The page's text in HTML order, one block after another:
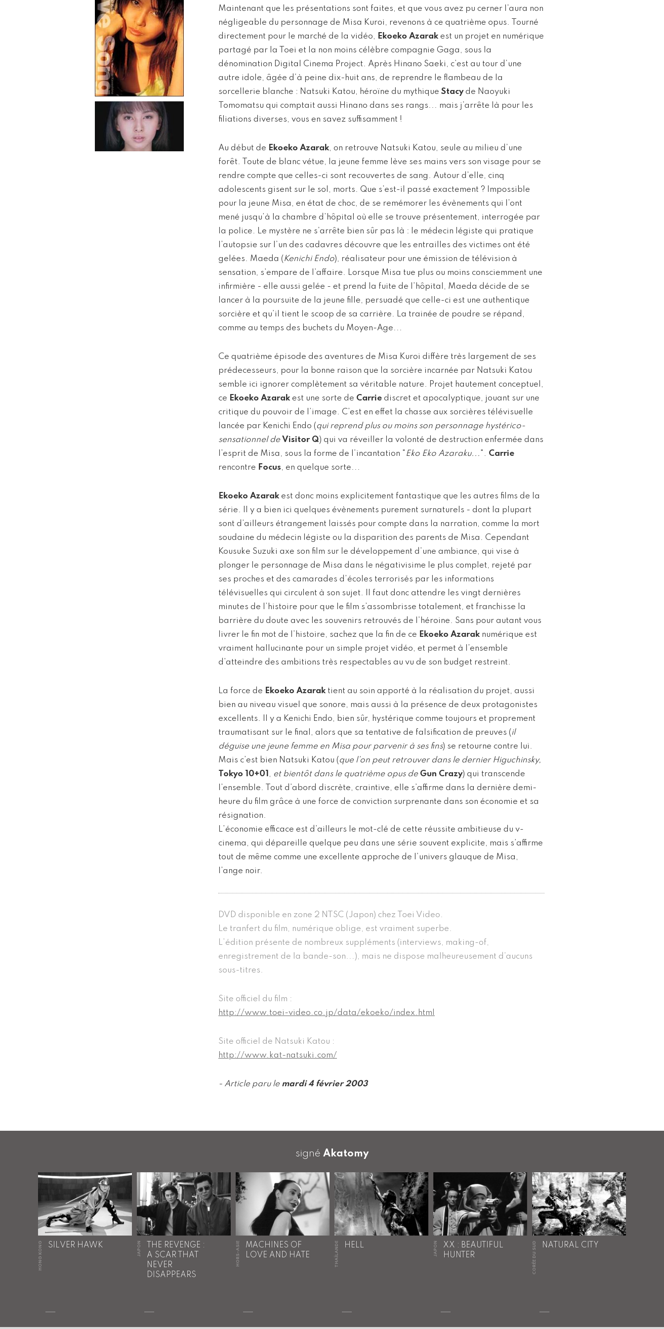
Maintenant que les présentations sont faites, et que vous avez pu cerner l’aura non
négligeable du personnage de Misa Kuroi, revenons à ce quatrième opus. Tourné
directement pour le marché de la vidéo, Ekoeko Azarak est un projet en numérique
partagé par la Toei et la non moins célèbre compagnie Gaga, sous la
dénomination Digital Cinema Project. Après Hinano Saeki, c’est au tour d’une
autre idole, âgée d’à peine dix-huit ans, de reprendre le flambeau de la
sorcellerie blanche : Natsuki Katou, héroïne du mythique Stacyde Naoyuki
Tomomatsu qui comptait aussi Hinano dans ses rangs... mais j’arrête là pour les
filiations diverses, vous en savez suffisamment !
Au début de Ekoeko Azarak, on retrouve Natsuki Katou, seule au milieu d’une
forêt. Toute de blanc vétue, la jeune femme lève ses mains vers son visage pour se
rendre compte que celles-ci sont recouvertes de sang. Autour d’elle, cinq
adolescents gisent sur le sol, morts. Que s’est-il passé exactement ? Impossible
pour la jeune Misa, en état de choc, de se remémorer les évènements qui l’ont
mené jusqu’à la chambre d’hôpital où elle se trouve présentement, interrogée par
la police. Le mystère ne s’arrête bien sûr pas là : le médecin légiste qui pratique
l’autopsie sur l’un des cadavres découvre que les entrailles des victimes ont été
gelées. Maeda (Kenichi Endo), réalisateur pour une émission de télévision à
sensation, s’empare de l’affaire. Lorsque Misa tue plus ou moins consciemment une
infirmière - elle aussi gelée - et prend la fuite de l’hôpital, Maeda décide de se
lancer à la poursuite de la jeune fille, persuadé que celle-ci est une authentique
sorcière et qu’il tient le scoop de sa carrière. La trainée de poudre se répand,
comme au temps des buchets du Moyen-Age...
Ce quatrième épisode des aventures de Misa Kuroi diffère très largement de ses
prédecesseurs, pour la bonne raison que la sorcière incarnée par Natsuki Katou
semble ici ignorer complètement sa véritable nature. Projet hautement conceptuel,
ce Ekoeko Azarak est une sorte de Carrie discret et apocalyptique, jouant sur une
critique du pouvoir de l’image. C’est en effet la chasse aux sorcières télévisuelle
lancée par Kenichi Endo (qui reprend plus ou moins son personnage hystérico-
sensationnel de Visitor Q) qui va réveiller la volonté de destruction enfermée dans
l’esprit de Misa, sous la forme de l’incantation " Eko Eko Azaraku...". Carrie
rencontre Focus, en quelque sorte...
Ekoeko Azarak est donc moins explicitement fantastique que les autres films de la
série. Il y a bien ici quelques évènements purement surnaturels - dont la plupart
sont d’ailleurs étrangement laissés pour compte dans la narration, comme la mort
soudaine du médecin légiste ou la disparition des parents de Misa. Cependant
Kousuke Suzuki axe son film sur le développement d’une ambiance, qui vise à
plonger le personnage de Misa dans le négativisime le plus complet, rejeté par
ses proches et des camarades d’écoles terrorisés par les informations
télévisuelles qui circulent à son sujet. Il faut donc attendre les vingt dernières
minutes de l’histoire pour que le film s’assombrisse totalement, et franchisse la
barrière du doute avec les souvenirs retrouvés de l’héroine. Sans pour autant vous
livrer le fin mot de l’histoire, sachez que la fin de ce Ekoeko Azarak numérique est
vraiment hallucinante pour un simple projet vidéo, et permet à l’ensemble
d’atteindre des ambitions très respectables au vu de son budget restreint.
La force de Ekoeko Azarak tient au soin apporté à la réalisation du projet, aussi
bien au niveau visuel que sonore, mais aussi à la présence de deux protagonistes
excellents. Il y a Kenichi Endo, bien sûr, hystérique comme toujours et proprement
traumatisant sur le final, alors que sa tentative de falsification de preuves (il
déguise une jeune femme en Misa pour parvenir à ses fins) se retourne contre lui.
Mais c’est bien Natsuki Katou (que l’on peut retrouver dans le dernier Higuchinsky,
Tokyo 10+01 , et bientôt dans le quatrième opus de Gun Crazy) qui transcende
l’ensemble. Tout d’abord discrète, craintive, elle s’affirme dans la dernière demi-
heure du film grâce à une force de conviction surprenante dans son économie et sa
résignation.
L’économie efficace est d’ailleurs le mot-clé de cette réussite ambitieuse du v-
cinema, qui dépareille quelque peu dans une série souvent explicite, mais s’affirme
tout de même comme une excellente approche de l’univers glauque de Misa,
l’ange noir.
DVD disponible en zone 2 NTSC (Japon) chez Toei Video.
Le tranfert du film, numérique oblige, est vraiment superbe.
L’édition présente de nombreux suppléments (interviews, making-of,
enregistrement de la bande-son...), mais ne dispose malheureusement d’aucuns
sous-titres.
Site officiel du film :
http://www.toei-video.co.jp/data/ekoeko/index.html
Site officiel de Natsuki Katou :
http://www.kat-natsuki.com/
- Article paru le mardi 4 février 2003
signé Akatomy
HONG KONG SILVER HAWK JAPON
THE REVENGE :
A SCAR THAT
NEVER
DISAPPEARS
HORS-ASIE
MACHINES OF
LOVE AND HATE
THAÏLANDE HELL JAPON
XX : BEAUTIFUL
HUNTER
CORÉE DU SUD NATURAL CITY